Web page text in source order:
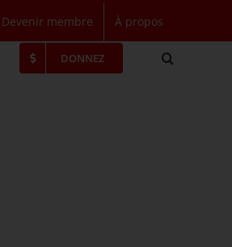
Devenir membre À propos
DONNEZ